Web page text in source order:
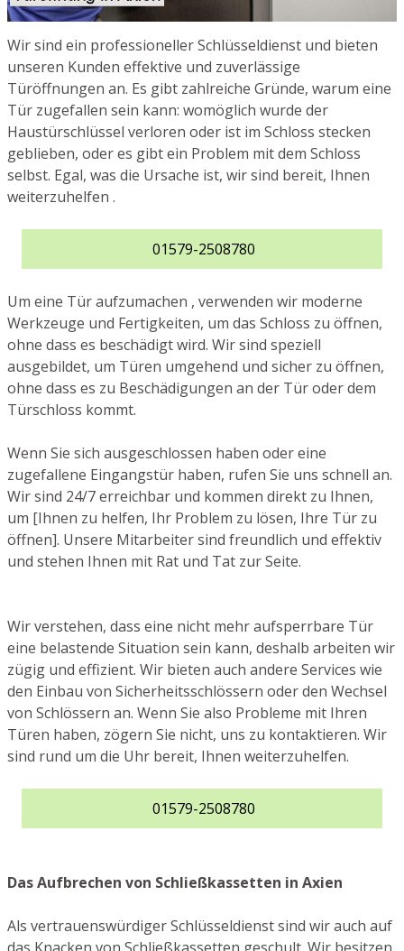
Wir sind ein professioneller Schlüsseldienst und bieten
unseren Kunden effektive und zuverlässige
Türöffnungen an. Es gibt zahlreiche Gründe, warum eine
Tür zugefallen sein kann: womöglich wurde der
Haustürschlüssel verloren oder ist im Schloss stecken
geblieben, oder es gibt ein Problem mit dem Schloss
selbst. Egal, was die Ursache ist, wir sind bereit, Ihnen
weiterzuhelfen .
01579-2508780
Um eine Tür aufzumachen , verwenden wir moderne
Werkzeuge und Fertigkeiten, um das Schloss zu öffnen,
ohne dass es beschädigt wird. Wir sind speziell
ausgebildet, um Türen umgehend und sicher zu öffnen,
ohne dass es zu Beschädigungen an der Tür oder dem
Türschloss kommt.
Wenn Sie sich ausgeschlossen haben oder eine
zugefallene Eingangstür haben, rufen Sie uns schnell an.
Wir sind 24/7 erreichbar und kommen direkt zu Ihnen,
um [Ihnen zu helfen, Ihr Problem zu lösen, Ihre Tür zu
öffnen]. Unsere Mitarbeiter sind freundlich und effektiv
und stehen Ihnen mit Rat und Tat zur Seite.
Wir verstehen, dass eine nicht mehr aufsperrbare Tür
eine belastende Situation sein kann, deshalb arbeiten wir
zügig und effizient. Wir bieten auch andere Services wie
den Einbau von Sicherheitsschlössern oder den Wechsel
von Schlössern an. Wenn Sie also Probleme mit Ihren
Türen haben, zögern Sie nicht, uns zu kontaktieren. Wir
sind rund um die Uhr bereit, Ihnen weiterzuhelfen.
01579-2508780
Das Aufbrechen von Schließkassetten in Axien
Als vertrauenswürdiger Schlüsseldienst sind wir auch auf